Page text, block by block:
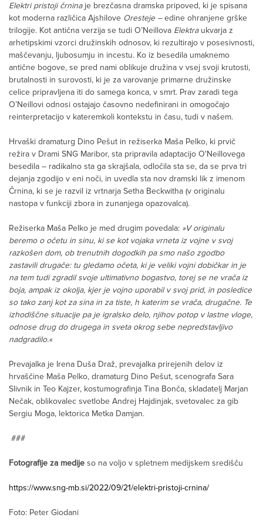
Elektri pristoji črninaje brezčasna dramska pripoved, ki je spisana
kot moderna različica Ajshilove Oresteje –edine ohranjene grške
trilogije. Kot antična verzija se tudi O’Neillova Elektraukvarja z
arhetipskimi vzorci družinskih odnosov, ki rezultirajo v posesivnosti,
maščevanju, ljubosumju in incestu. Ko iz besedila umaknemo
antične bogove, se pred nami oblikuje družina v vsej svoji krutosti,
brutalnosti in surovosti, ki je za varovanje primarne družinske
celice pripravljena iti do samega konca, v smrt. Prav zaradi tega
O’Neillovi odnosi ostajajo časovno nedefinirani in omogočajo
reinterpretacijo v kateremkoli kontekstu in času, tudi v našem.
Hrvaški dramaturg Dino Pešut in režiserka Maša Pelko, ki prvič
režira v Drami SNG Maribor, sta pripravila adaptacijo O'Neillovega
besedila – radikalno sta ga skrajšala, odločila sta se, da se prva tri
dejanja zgodijo v eni noči, in uvedla sta nov dramski lik z imenom
Črnina, ki se je razvil iz vrtnarja Setha Beckwitha (v originalu
nastopa v funkciji zbora in zunanjega opazovalca).
Režiserka Maša Pelko je med drugim povedala: »V originalu
beremo o očetu in sinu, ki se kot vojaka vrneta iz vojne v svoj
razkošen dom, ob trenutnih dogodkih pa smo našo zgodbo
zastavili drugače: tu gledamo očeta, ki je veliki vojni dobičkar in je
na tem tudi zgradil svoje ultimativno bogastvo, torej se ne vrača iz
boja, ampak iz okolja, kjer je vojno uporabil v svoj prid, in posledice
so tako zanj kot za sina in za tiste, h katerim se vrača, drugačne. Te
izhodiščne situacije pa je igralsko delo, njihov potop v lastne vloge,
odnose drug do drugega in sveta okrog sebe nepredstavljivo
nadgradilo.«
Prevajalka je Irena Duša Draž, prevajalka prirejenih delov iz
hrvaščine Maša Pelko, dramaturg Dino Pešut, scenografa Sara
Slivnik in Teo Kajzer, kostumografinja Tina Bonča, skladatelj Marjan
Nečak, oblikovalec svetlobe Andrej Hajdinjak, svetovalec za gib
Sergiu Moga, lektorica Metka Damjan.
###
Fotografije za medije so na voljo v spletnem medijskem središču
https://www.sng-mb.si/2022/09/21/elektri-pristoji-crnina/
Foto: Peter Giodani